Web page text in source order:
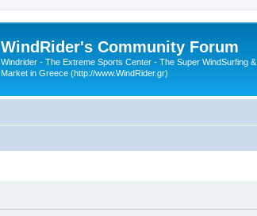
WindRider's Community Forum
Windrider - The Extreme Sports Center - The Super WindSurfing
Market in Greece (http://www.WindRider.gr)